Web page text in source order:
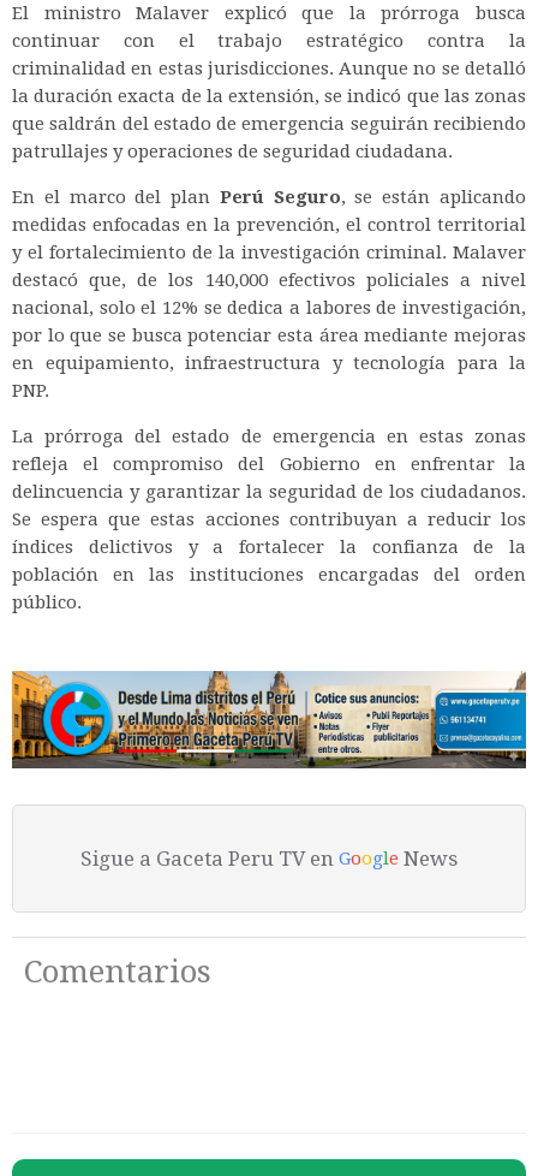
El ministro Malaver explicó que la prórroga busca
continuar con el trabajo estratégico contra la
criminalidad en estas jurisdicciones. Aunque no se detalló
la duración exacta de la extensión, se indicó que las zonas
que saldrán del estado de emergencia seguirán recibiendo
patrullajes y operaciones de seguridad ciudadana.
En el marco del plan Perú Seguro, se están aplicando
medidas enfocadas en la prevención, el control territorial
y el fortalecimiento de la investigación criminal. Malaver
destacó que, de los 140,000 efectivos policiales a nivel
nacional, solo el 12% se dedica a labores de investigación,
por lo que se busca potenciar esta área mediante mejoras
en equipamiento, infraestructura y tecnología para la
PNP.
La prórroga del estado de emergencia en estas zonas
refleja el compromiso del Gobierno en enfrentar la
delincuencia y garantizar la seguridad de los ciudadanos.
Se espera que estas acciones contribuyan a reducir los
índices delictivos y a fortalecer la confianza de la
población en las instituciones encargadas del orden
público.
Sigue a Gaceta Peru TV en Google News
Comentarios